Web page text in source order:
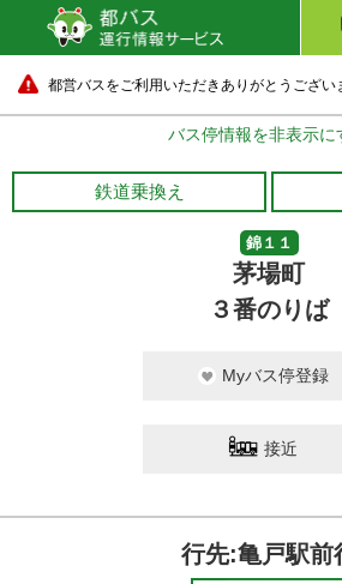
都営バスをご利用いただきありがとうござい
バス停情報を非表示に
鉄道乗換え
錦１１
茅場町
３番のりば
Myバス停登録
接近
行先:亀戸駅前